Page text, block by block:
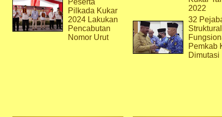
Peserta
Pilkada Kukar
2024 Lakukan
Pencabutan
Nomor Urut
2022
32
Pemkab
Dimutasi